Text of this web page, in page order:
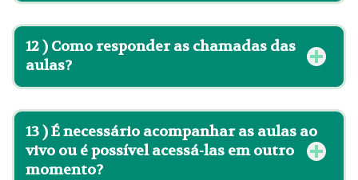
12 ) Como responder as chamadas das
aulas?
13 )É necessário acompanhar as aulas ao
vivo ou é possível acessá-las em outro
momento?